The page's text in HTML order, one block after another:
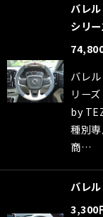
バレ
シリ
バレ
リー
by
種別
商…
バレ
3,300